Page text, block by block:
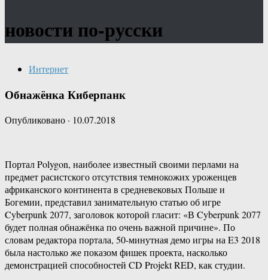
новости по-русски
Интернет
Обнажёнка Киберпанк
Опубликовано · 10.07.2018
Портал Polygon, наиболее известный своими перлами на
предмет расистского отсутствия темнокожих уроженцев
африканского континента в средневековых Польше и
Богемии, представил занимательную статью об игре
Cyberpunk 2077, заголовок которой гласит: «В Cyberpunk 2077
будет полная обнажёнка по очень важной причине». По
словам редактора портала, 50-минутная демо игры на E3 2018
была настолько же показом фишек проекта, насколько
демонстрацией способностей CD Projekt RED, как студии.